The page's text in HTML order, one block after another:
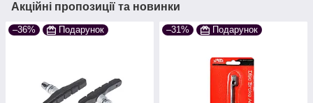
Акційні пропозиції та новинки
–36% Подарунок –31% Подарунок